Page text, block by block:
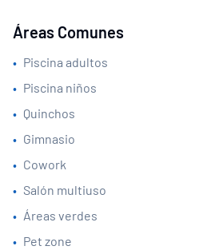
Áreas Comunes
• Piscina adultos
• Piscina niños
• Quinchos
• Gimnasio
• Cowork
• Salón multiuso
• Áreas verdes
• Pet zone